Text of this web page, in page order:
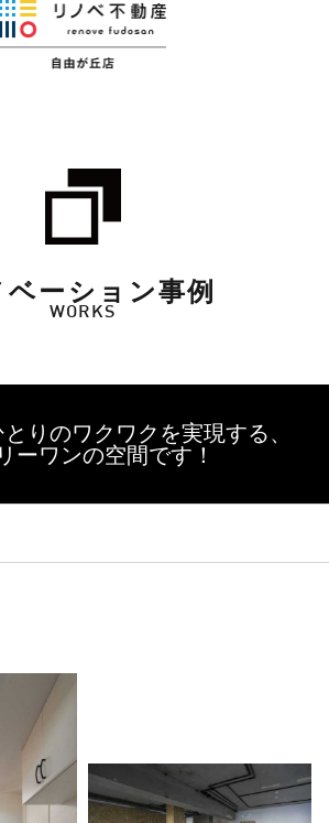
ベーション事例
WORKS
りのワクワクを実現する、
ーワンの空間です！